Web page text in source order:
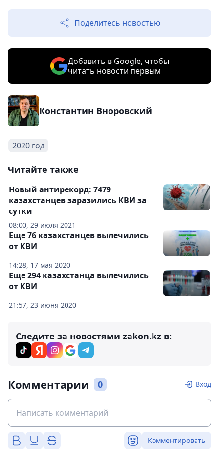
Поделитесь новостью
Добавить в Google, чтобы
читать новости первым
Константин Вноровский
2020 год
Читайте также
08:00, 29 июля 2021
Новый антирекорд: 7479
казахстанцев заразились КВИ за
сутки
14:28, 17 мая 2020
Еще 76 казахстанцев вылечились
от КВИ
21:57, 23 июня 2020
Еще 294 казахстанца вылечились
от КВИ
Следите за новостями zakon.kz в:
Комментарии 0 Вход
Комментировать